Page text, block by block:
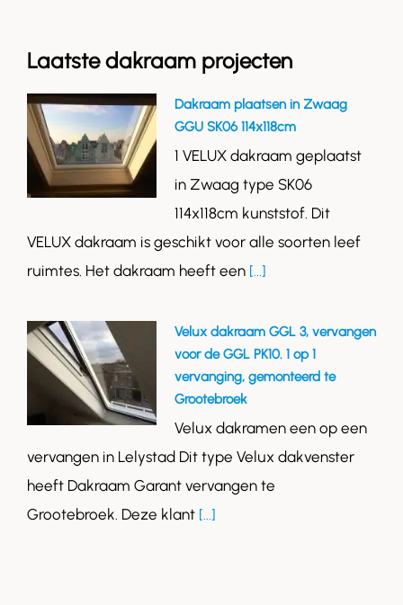
Laatste dakraam projecten
Dakraam plaatsen in Zwaag
GGU SK06 114x118cm
1 VELUX dakraam geplaatst
in Zwaag type SK06
114x118cm kunststof. Dit
VELUX dakraam is geschikt voor alle soorten leef
ruimtes. Het dakraam heeft een [...]
Velux dakraam GGL 3, vervangen
voor de GGL PK10. 1 op 1
vervanging, gemonteerd te
Grootebroek
Velux dakramen een op een
vervangen in Lelystad Dit type Velux dakvenster
heeft Dakraam Garant vervangen te
Grootebroek. Deze klant [...]